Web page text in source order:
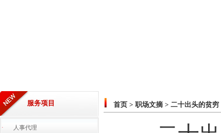
服务项目
· 人事代理
首页 > 职场文摘 > 二十出头的贫